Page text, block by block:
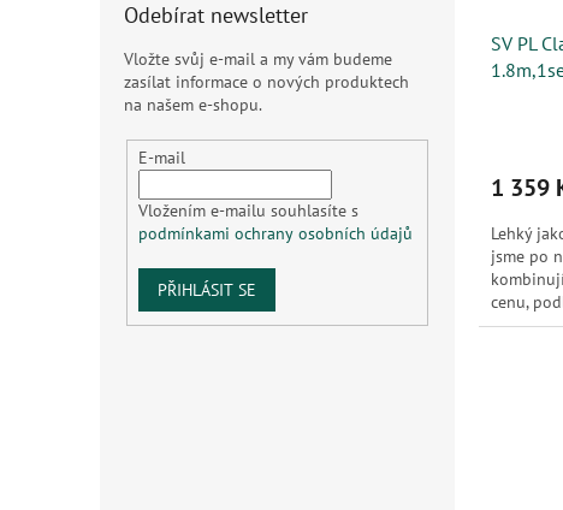
Odebírat newsletter
Vložte svůj e-mail a my vám budeme
zasílat informace o nových produktech
na našem e-shopu.
E-mail
Vložením e-mailu souhlasíte s
podmínkami ochrany osobních údajů
PŘIHLÁSIT SE
SV PL
1 359
Lehký
jsme po
cenu,
net je